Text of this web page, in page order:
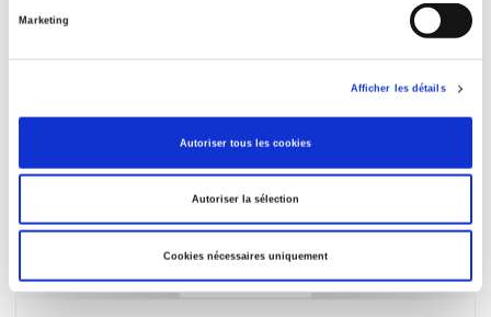
Marketing
Afficher les détails
Autoriser tous les cookies
Autoriser la sélection
Cookies nécessaires uniquement
et al.
new